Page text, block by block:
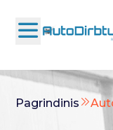
Pagrindinis